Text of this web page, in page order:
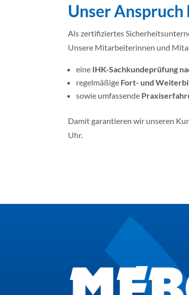
Unser
Als zertifiziertes
Unsere Mitarbeiterinnen und
eine IHK-Sachkundeprüfung
regelmäßige Fort- und
sowie umfassende
Damit garantieren wir unseren
Uhr.